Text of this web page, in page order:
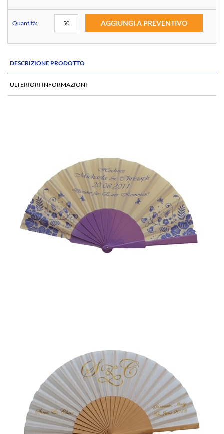
Quantità: AGGIUNGI A PREVENTIVO
DESCRIZIONE PRODOTTO
ULTERIORI INFORMAZIONI